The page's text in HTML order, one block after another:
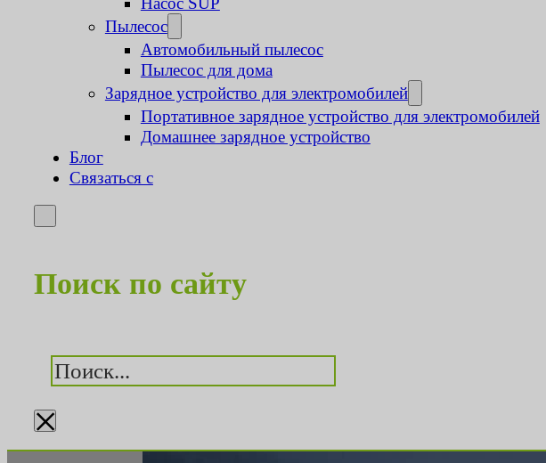
Пылесос
Автомобильный пылесос
Пылесос для дома
Зарядное устройство для электромобилей
Портативное зарядное устройство для электромобилей
Домашнее зарядное устройство
Блог
Связаться с
Поиск по сайту
Поиск
×